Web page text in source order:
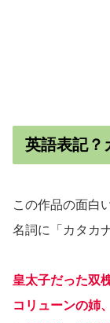
英語表記？
この作品の面白
名詞に「カタカ
皇太子だった双
コリューンの姉